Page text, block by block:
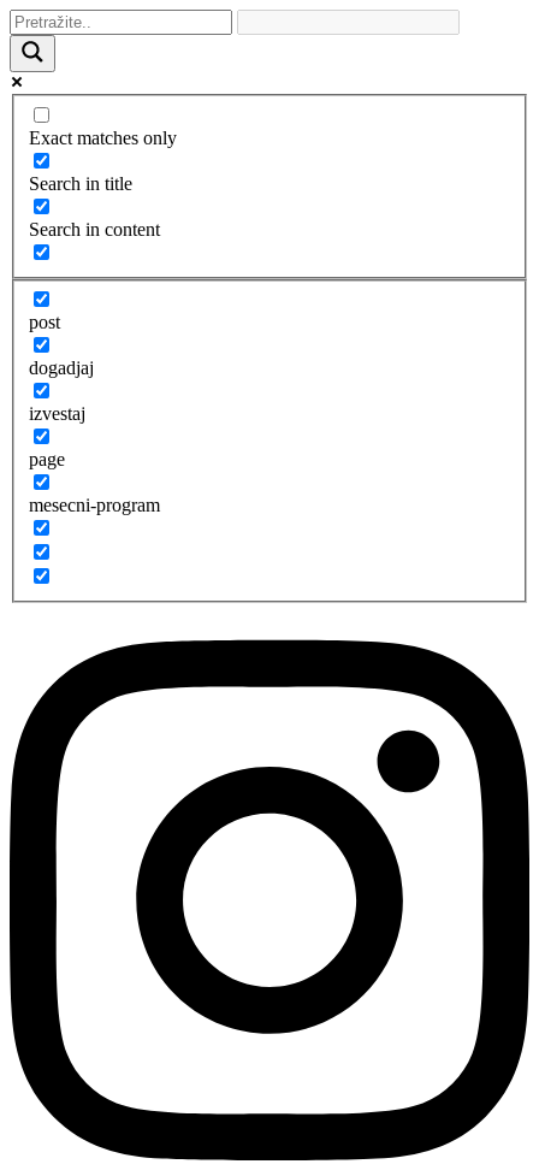
Exact matches only
Search in title
Search in content
post
dogadjaj
izvestaj
page
mesecni-program